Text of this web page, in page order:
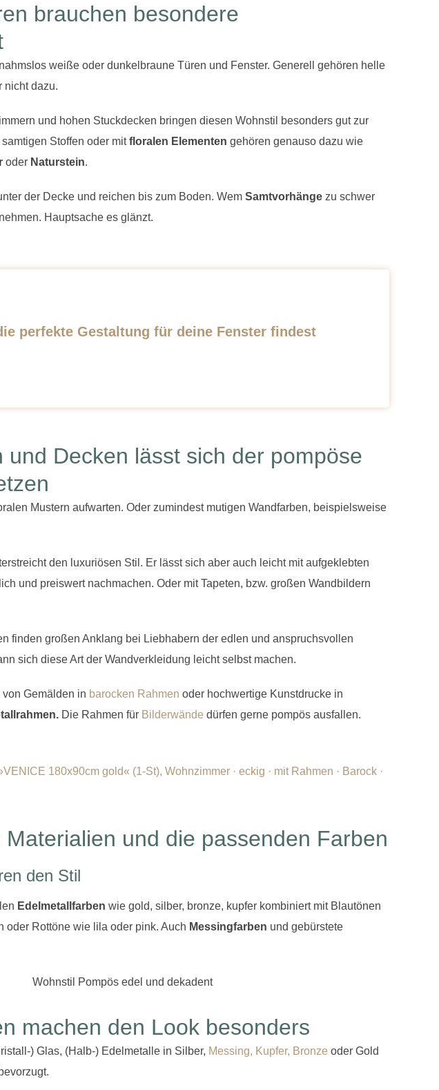
brauchen besondere
weiße oder dunkelbraune Türen und Fenster. Generell gehören helle
nicht dazu.
und hohen Stuckdecken bringen diesen Wohnstil besonders gut zur
samtigen Stoffen oder mitfloralen Elementen gehören genauso dazu wie
oder Naturstein.
der Decke und reichen bis zum Boden. Wem Samtvorhänge zu schwer
nehmen. Hauptsache es glänzt.
perfekte Gestaltung für deine Fenster findest
und Decken lässt sich der pompöse
Mustern aufwarten. Oder zumindest mutigen Wandfarben, beispielsweise
den luxuriösen Stil. Er lässt sich aber auch leicht mit aufgeklebten
und preiswert nachmachen. Oder mit Tapeten, bzw. großen Wandbildern
finden großen Anklang bei Liebhabern der edlen und anspruchsvollen
sich diese Art der Wandverkleidung leicht selbst machen.
Gemälden in barocken Rahmen oder hochwertige Kunstdrucke in
Die Rahmen für Bilderwände dürfen gerne pompös ausfallen.
und die passenden Farben
den Stil
Edelmetallfarben wie gold, silber, bronze, kupfer kombiniert mit Blautönen
oder Rottöne wie lila oder pink. Auch Messingfarben und gebürstete
machen den Look besonders
) Glas, (Halb-) Edelmetalle in Silber, Messing, Kupfer, Bronze oder Gold